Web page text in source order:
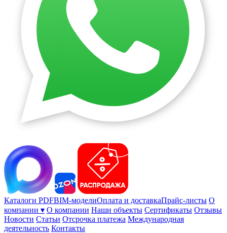
Каталоги PDFBIM-моделиОплата и доставкаПрайс-листы О
компании ▾ О компании Наши объекты Сертификаты Отзывы
Новости Статьи Отсрочка платежа Международная
деятельность Контакты